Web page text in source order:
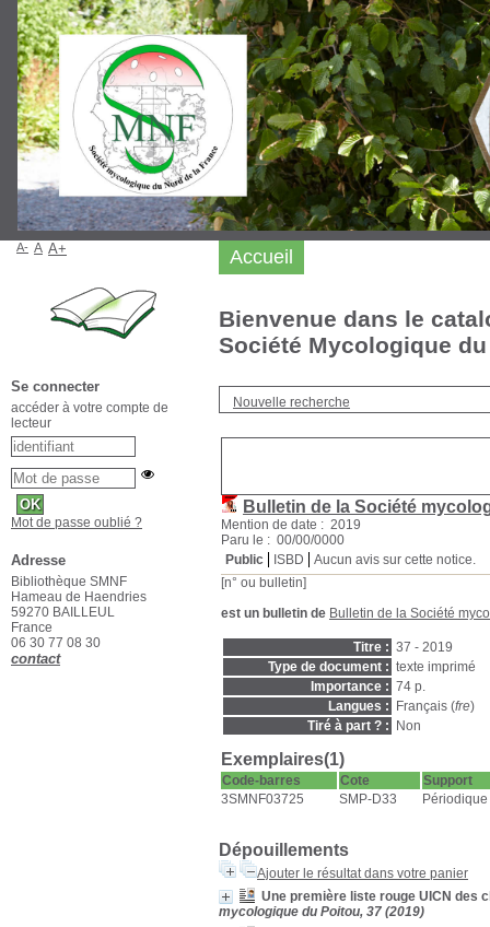
Bienvenue dans le
Société Mycologique
Nouvelle recherche
Bulletin de la Société
Mention de date : 2019
Paru le : 00/00/0000
Public
ISBD
Aucun avis sur cette notice.
[n° ou bulletin]
est un bulletin de Bulletin de la Société
Titre : 37 - 2019
Type de document : texte imprimé
Importance : 74 p.
Langues :
Français (fre)
Tiré à part ? :
Non
Exemplaires(1)
Code-barres Cote
Support
3SMNF03725
SMP-D33 Périodique
Dépouillements
Ajouter le résultat dans votre panier
Une première liste rouge UICN des
mycologique du Poitou, 37 (2019)
Accueil
A- A A+
Se connecter
accéder à votre compte de
lecteur
Mot de passe oublié ?
Adresse
Bibliothèque SMNF
Hameau de Haendries
59270 BAILLEUL
France
06 30 77 08 30
contact